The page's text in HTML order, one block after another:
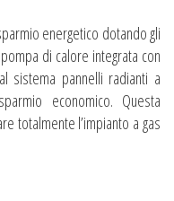
energetico dotando gli
di calore integrata con
sistema pannelli radianti a
economico. Questa
totalmente l’impianto a gas